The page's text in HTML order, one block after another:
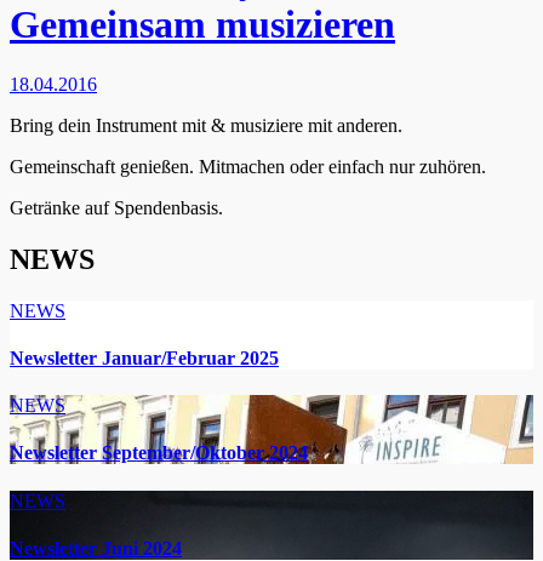
Gemeinsam musizieren
18.04.2016
Bring dein Instrument mit & musiziere mit anderen.
Gemeinschaft genießen. Mitmachen oder einfach nur zuhören.
Getränke auf Spendenbasis.
NEWS
NEWS
Newsletter Januar/Februar 2025
NEWS
Newsletter September/Oktober 2024
NEWS
Newsletter Juni 2024